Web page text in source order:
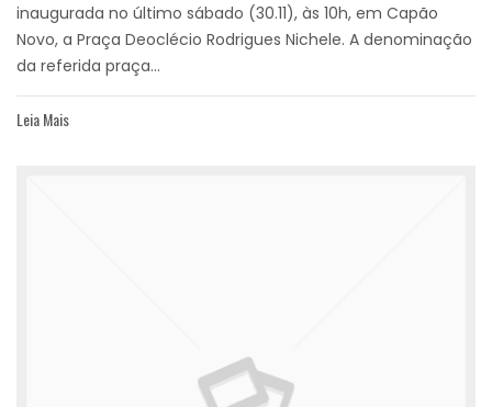
inaugurada no último sábado (30.11), às 10h, em Capão
Novo, a Praça Deoclécio Rodrigues Nichele. A denominação
da referida praça...
Leia Mais